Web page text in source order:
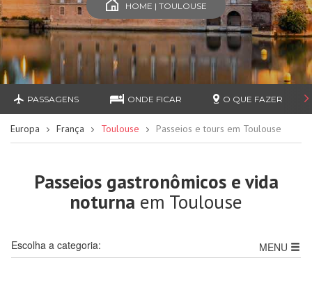
HOME | TOULOUSE
PASSAGENS ONDE FICAR O QUE FAZER
Europa França Toulouse Passeios e tours em Toulouse
Passeios gastronômicos e vida
noturna em Toulouse
MENU
Escolha a categoria: